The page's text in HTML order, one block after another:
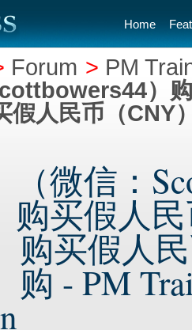
Home
Forum > PM
）
假人民币（
（微信：
购买假人
购买假人
购 - PM